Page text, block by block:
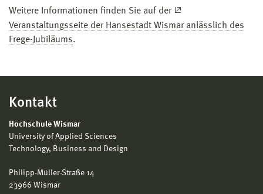
Weitere Informationen finden Sie auf der
Veranstaltungsseite der Hansestadt Wismar anlässlich des
Frege-Jubiläums.
Kontakt
Hochschule Wismar
University of Applied Sciences
Technology, Business and Design
Philipp-Müller-Straße 14
23966 Wismar